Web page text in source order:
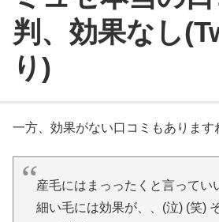
判、効果なし
り)
一方、効果がない口コミもあります
産毛にはまっったくと言ってい
細い毛には効果が、、(泣) (笑)